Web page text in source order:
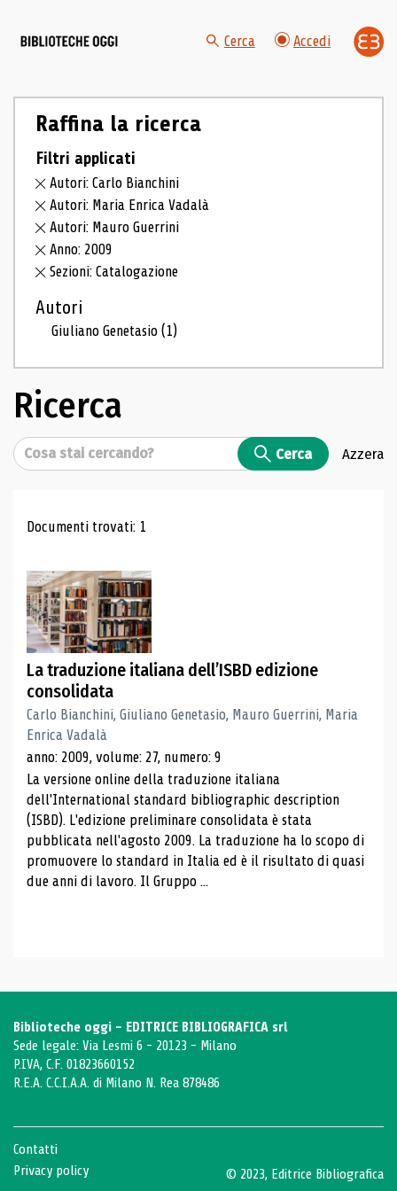
Cerca Accedi
Raffina la ricerca
Filtri applicati
Autori: Carlo Bianchini
Autori: Maria Enrica Vadalà
Autori: Mauro Guerrini
Anno: 2009
Sezioni: Catalogazione
Autori
Giuliano Genetasio(1)
Ricerca
Cerca Cerca Azzera
Risultati di ricerca
Documenti trovati: 1
La traduzione italiana dell’ISBD edizione
consolidata
Carlo Bianchini, Giuliano Genetasio, Mauro Guerrini, Maria
Enrica Vadalà
anno: 2009, volume: 27, numero: 9
La versione online della traduzione italiana
dell'International standard bibliographic description
(ISBD). L'edizione preliminare consolidata è stata
pubblicata nell'agosto 2009. La traduzione ha lo scopo di
promuovere lo standard in Italia ed è il risultato di quasi
due anni di lavoro. Il Gruppo ...
Biblioteche oggi - EDITRICE BIBLIOGRAFICA srl
Sede legale: Via Lesmi 6 - 20123 - Milano
P.IVA, C.F. 01823660152
R.E.A. C.C.I.A.A. di Milano N. Rea 878486
Contatti
Privacy policy
© 2023, Editrice Bibliografica